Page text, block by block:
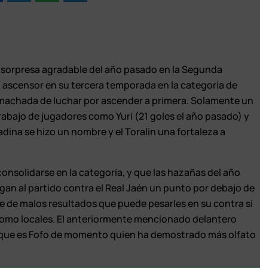
agradable del año pasado en la Segunda
en su tercera temporada en la categoría de
de luchar por ascender a primera. Solamente un
de jugadores como Yuri (21 goles el año pasado) y
se hizo un nombre y el Toralín una fortaleza a
en la categoría, y que las hazañas del año
al partido contra el Real Jaén un punto por debajo de
de malos resultados que puede pesarles en su contra si
locales. El anteriormente mencionado delantero
es Fofo de momento quien ha demostrado más olfato